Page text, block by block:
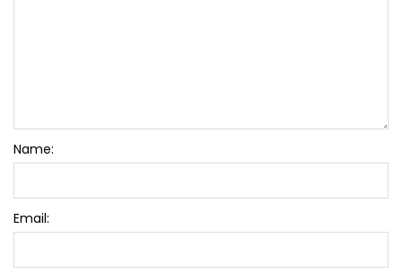
Name:
Email: